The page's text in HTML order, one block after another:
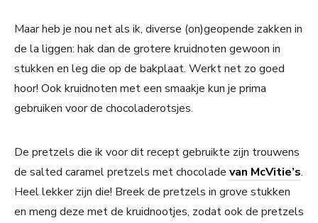
Maar heb je nou net als ik, diverse (on)geopende zakken in
de la liggen: hak dan de grotere kruidnoten gewoon in
stukken en leg die op de bakplaat. Werkt net zo goed
hoor! Ook kruidnoten met een smaakje kun je prima
gebruiken voor de chocoladerotsjes.
De pretzels die ik voor dit recept gebruikte zijn trouwens
de salted caramel pretzels met chocolade van McVitie’s.
Heel lekker zijn die! Breek de pretzels in grove stukken
en meng deze met de kruidnootjes, zodat ook de pretzels